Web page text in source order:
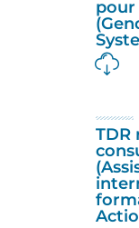
pour
TDR